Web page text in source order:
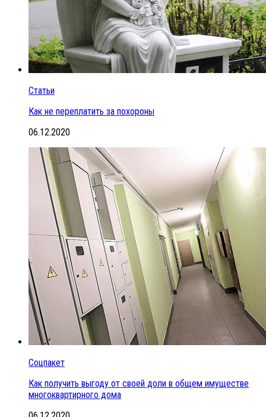
Статьи
Как не переплатить за похороны
06.12.2020
Соцпакет
Как получить выгоду от своей доли в общем имуществе
многоквартирного дома